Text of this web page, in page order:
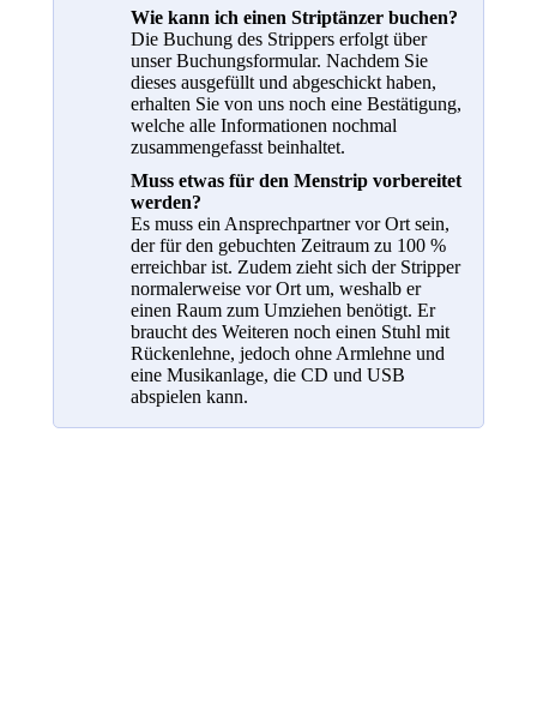
Wie kann ich einen Striptänzer buchen?
Die Buchung des Strippers erfolgt über
unser Buchungsformular. Nachdem Sie
dieses ausgefüllt und abgeschickt haben,
erhalten Sie von uns noch eine Bestätigung,
welche alle Informationen nochmal
zusammengefasst beinhaltet.
Muss etwas für den Menstrip vorbereitet
werden?
Es muss ein Ansprechpartner vor Ort sein,
der für den gebuchten Zeitraum zu 100 %
erreichbar ist. Zudem zieht sich der Stripper
normalerweise vor Ort um, weshalb er
einen Raum zum Umziehen benötigt. Er
braucht des Weiteren noch einen Stuhl mit
Rückenlehne, jedoch ohne Armlehne und
eine Musikanlage, die CD und USB
abspielen kann.